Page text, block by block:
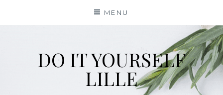
MENU
DO IT YOURSELF
LILLE